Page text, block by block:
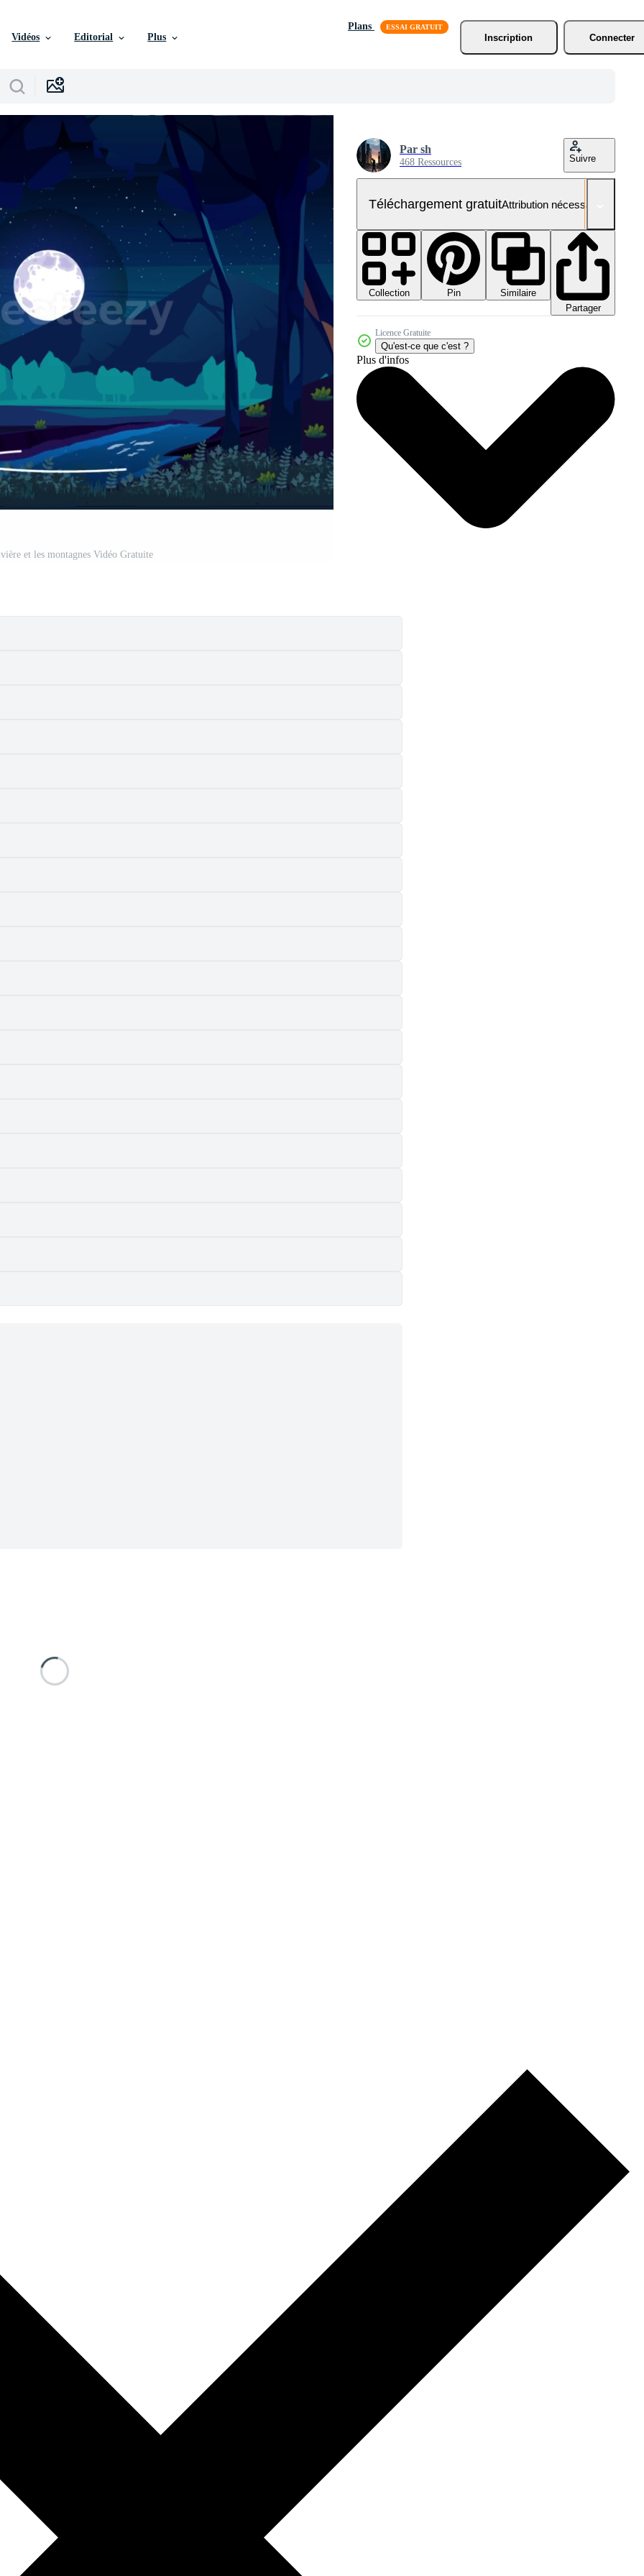
Vidéos Editorial Plus
Plans
Inscription
Connecter
et les montagnes Vidéo Gratuite
Par sh
468 Ressources Suivre
Téléchargement gratuitAttribution nécessaire
Collection Pin
Similaire
Partager
Licence Gratuite
Qu'est-ce que c'est ?
Plus d'infos